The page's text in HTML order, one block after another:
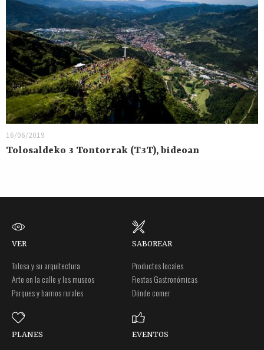
16/06/2019
Tolosaldeko 3 Tontorrak (T3T), bideoan
VER
Tolosa y su arquitectura
Arte en la calle y los museos
Parques y barrios rurales
SABOREAR
Productos locales
Fiestas Gastronómicas
Dónde comer
PLANES EVENTOS